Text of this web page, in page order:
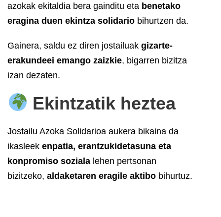
azokak ekitaldia bera gainditu eta benetako
eragina duen ekintza solidario bihurtzen da.
Gainera, saldu ez diren jostailuak gizarte-
erakundeei emango zaizkie, bigarren bizitza
izan dezaten.
Ekintzatik heztea
Jostailu Azoka Solidarioa aukera bikaina da
ikasleek enpatia, erantzukidetasuna eta
konpromiso soziala lehen pertsonan
bizitzeko, aldaketaren eragile aktibo bihurtuz.